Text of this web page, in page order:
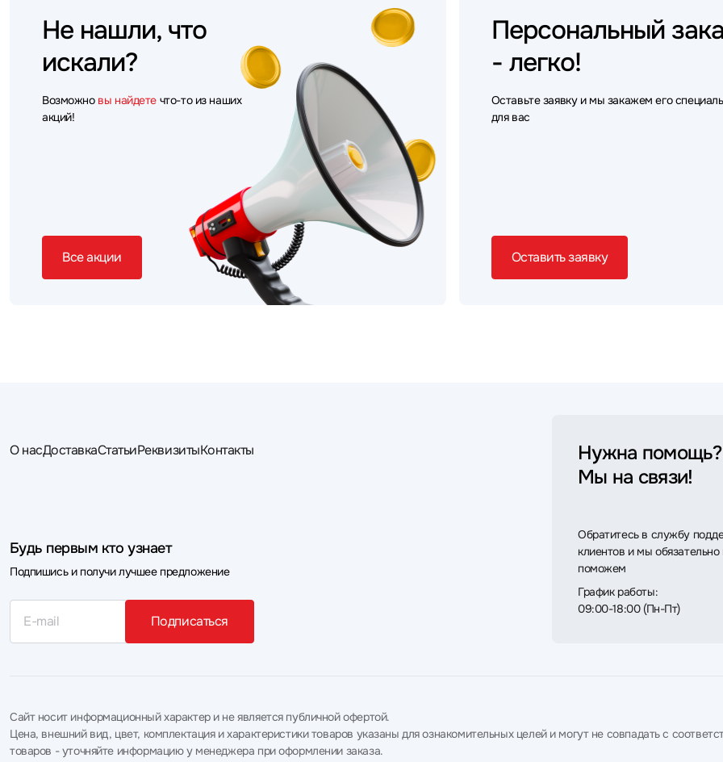
Не нашли, что
искали?
Возможно вы найдете что-то из наших
акций!
Все акции
Персональный
- легко!
Оставьте заявку и мы закажем его
для вас
Оставить заявку
О насДоставкаСтатьиРеквизитыКонтакты
Будь первым кто узнает
Подпишись и получи лучшее предложение
Подписаться
Нужна помощь?
Мы на связи!
Обратитесь в службу
клиентов и мы
поможем
График работы:
09:00-18:00 (Пн-Пт)
Сайт носит информационный характер и не является публичной офертой.
Цена, внешний вид, цвет, комплектация и характеристики товаров указаны для ознакомительных целей и могут не совпадать с
товаров - уточняйте информацию у менеджера при оформлении заказа.